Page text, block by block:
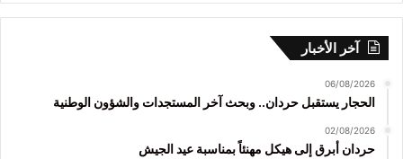
آخر الأخبار
06/08/2026
الحجار يستقبل حردان.. وبحث آخر المستجدات والشؤون الوطنية
02/08/2026
حردان أبرق إلى هيكل مهنئاً بمناسبة عيد الجيش